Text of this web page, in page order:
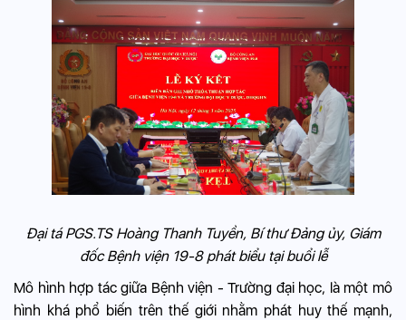
Đại tá PGS.TS Hoàng Thanh Tuyền, Bí thư Đảng ủy, Giám
đốc Bệnh viện 19-8 phát biểu tại buổi lễ
Mô hình hợp tác giữa Bệnh viện - Trường đại học, là một mô
hình khá phổ biến trên thế giới nhằm phát huy thế mạnh,